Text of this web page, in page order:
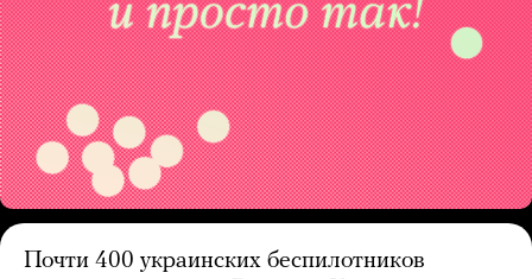
Почти 400 украинских беспилотников